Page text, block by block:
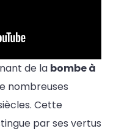
de la bombe à
nombreuses
Cette
par ses vertus